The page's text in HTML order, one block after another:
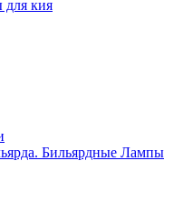
для кия
Бильярдные Лампы